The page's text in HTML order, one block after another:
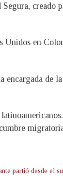
creado
Unidos en
encargada de
partió desde el